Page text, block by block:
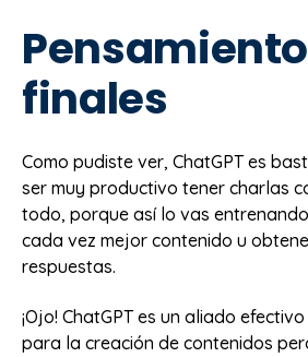
finales
Como pudiste ver, ChatGPT es
ser muy productivo tener charlas
todo, porque así lo vas
cada vez mejor contenido u
respuestas.
¡Ojo! ChatGPT es un aliado
para la creación de contenidos